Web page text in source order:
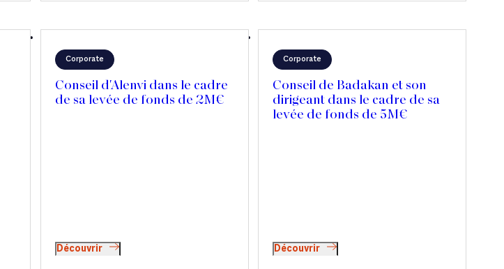
Corporate
Conseil d'Alenvi dans le cadre
de sa levée de fonds de 2M€
Découvrir
Corporate
Conseil de Badakan et son
dirigeant dans le cadre de sa
levée de fonds de 5M€
Découvrir